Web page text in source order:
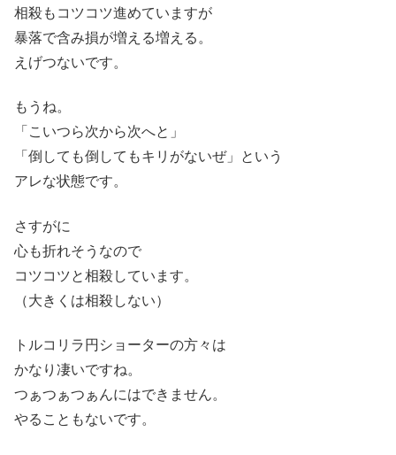
相殺もコツコツ進めていますが
暴落で含み損が増える増える。
えげつないです。
もうね。
「こいつら次から次へと」
「倒しても倒してもキリがないぜ」という
アレな状態です。
さすがに
心も折れそうなので
コツコツと相殺しています。
（大きくは相殺しない）
トルコリラ円ショーターの方々は
かなり凄いですね。
つぁつぁつぁんにはできません。
やることもないです。